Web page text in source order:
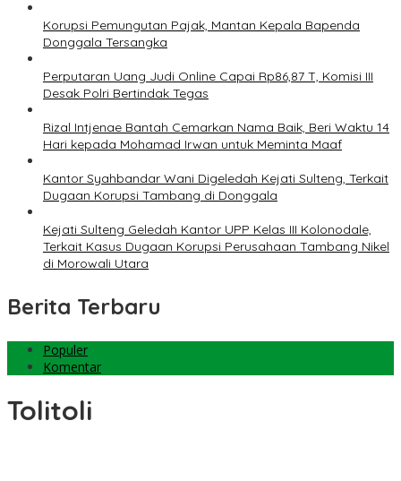
Korupsi Pemungutan Pajak, Mantan Kepala Bapenda
Donggala Tersangka
Perputaran Uang Judi Online Capai Rp86,87 T, Komisi III
Desak Polri Bertindak Tegas
Rizal Intjenae Bantah Cemarkan Nama Baik, Beri Waktu 14
Hari kepada Mohamad Irwan untuk Meminta Maaf
Kantor Syahbandar Wani Digeledah Kejati Sulteng, Terkait
Dugaan Korupsi Tambang di Donggala
Kejati Sulteng Geledah Kantor UPP Kelas III Kolonodale,
Terkait Kasus Dugaan Korupsi Perusahaan Tambang Nikel
di Morowali Utara
Berita Terbaru
Populer
Komentar
Tolitoli